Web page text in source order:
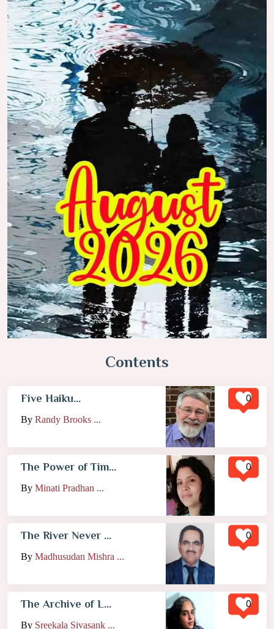
Contents
Five Haiku...
By Randy Brooks ...
0
The Power of Tim...
By Minati Pradhan ...
0
The River Never ...
By Madhusudan Mishra ...
0
The Archive of L...
By Sreekala Sivasank ...
0